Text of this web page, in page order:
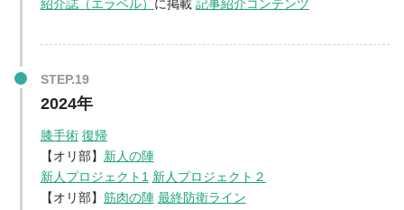
紹介誌（エラベル） に掲載 記事紹介コンテンツ
2024年
膝手術 復帰
【オリ部】 新人の陣
新人プロジェクト1 新人プロジェクト２
【オリ部】 筋肉の陣 最終防衛ライン